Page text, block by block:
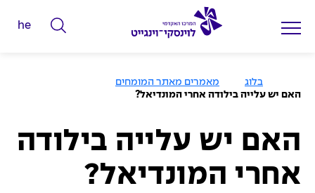
ה
ל
he
ו
ב
ת
בלוג
מאמרים מאתר המומחים
האם יש עלייה בילודה אחרי המונדיאל?
האם יש עלייה בילודה
אחרי המונדיאל?